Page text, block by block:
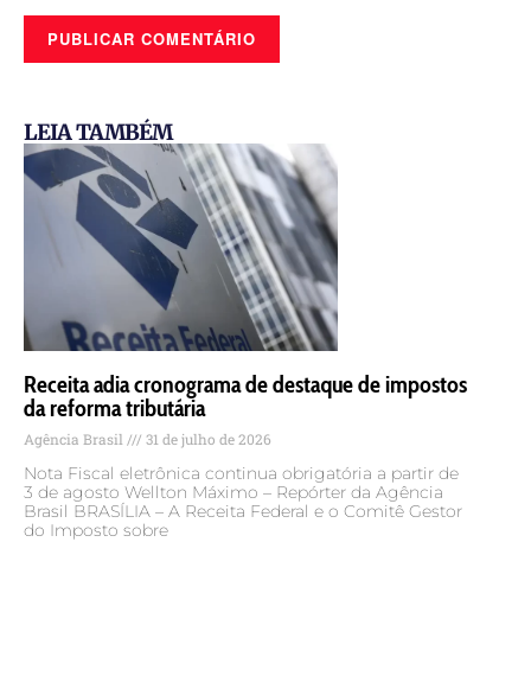
LEIA TAMBÉM
Receita adia cronograma de destaque de impostos
da reforma tributária
Agência Brasil 31 de julho de 2026
Nota Fiscal eletrônica continua obrigatória a partir de
3 de agosto Wellton Máximo – Repórter da Agência
Brasil BRASÍLIA – A Receita Federal e o Comitê Gestor
do Imposto sobre